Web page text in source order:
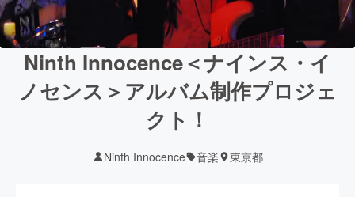
Ninth Innocence＜ナインス・イ
ノセンス＞アルバム制作プロジェ
クト！
Ninth Innocence 音楽 東京都